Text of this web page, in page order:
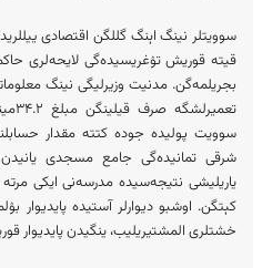
قیته قوریش تۉغریسیده‌گی لایحه‌لری
سوویت پولیده جوده کتته مقدار
شرقی تمانیده‌گی جامع مسجدی
یاریلیشی نتیجه‌سیده مدرسه‌نی ایکی
خشتلری المشتیریلیب، ینگیدن پایدیوار